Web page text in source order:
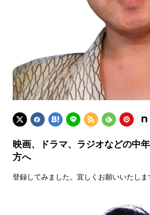
映画、ドラマ、ラジオなどの中
方へ
登録してみました。宜しくお願いいたしま